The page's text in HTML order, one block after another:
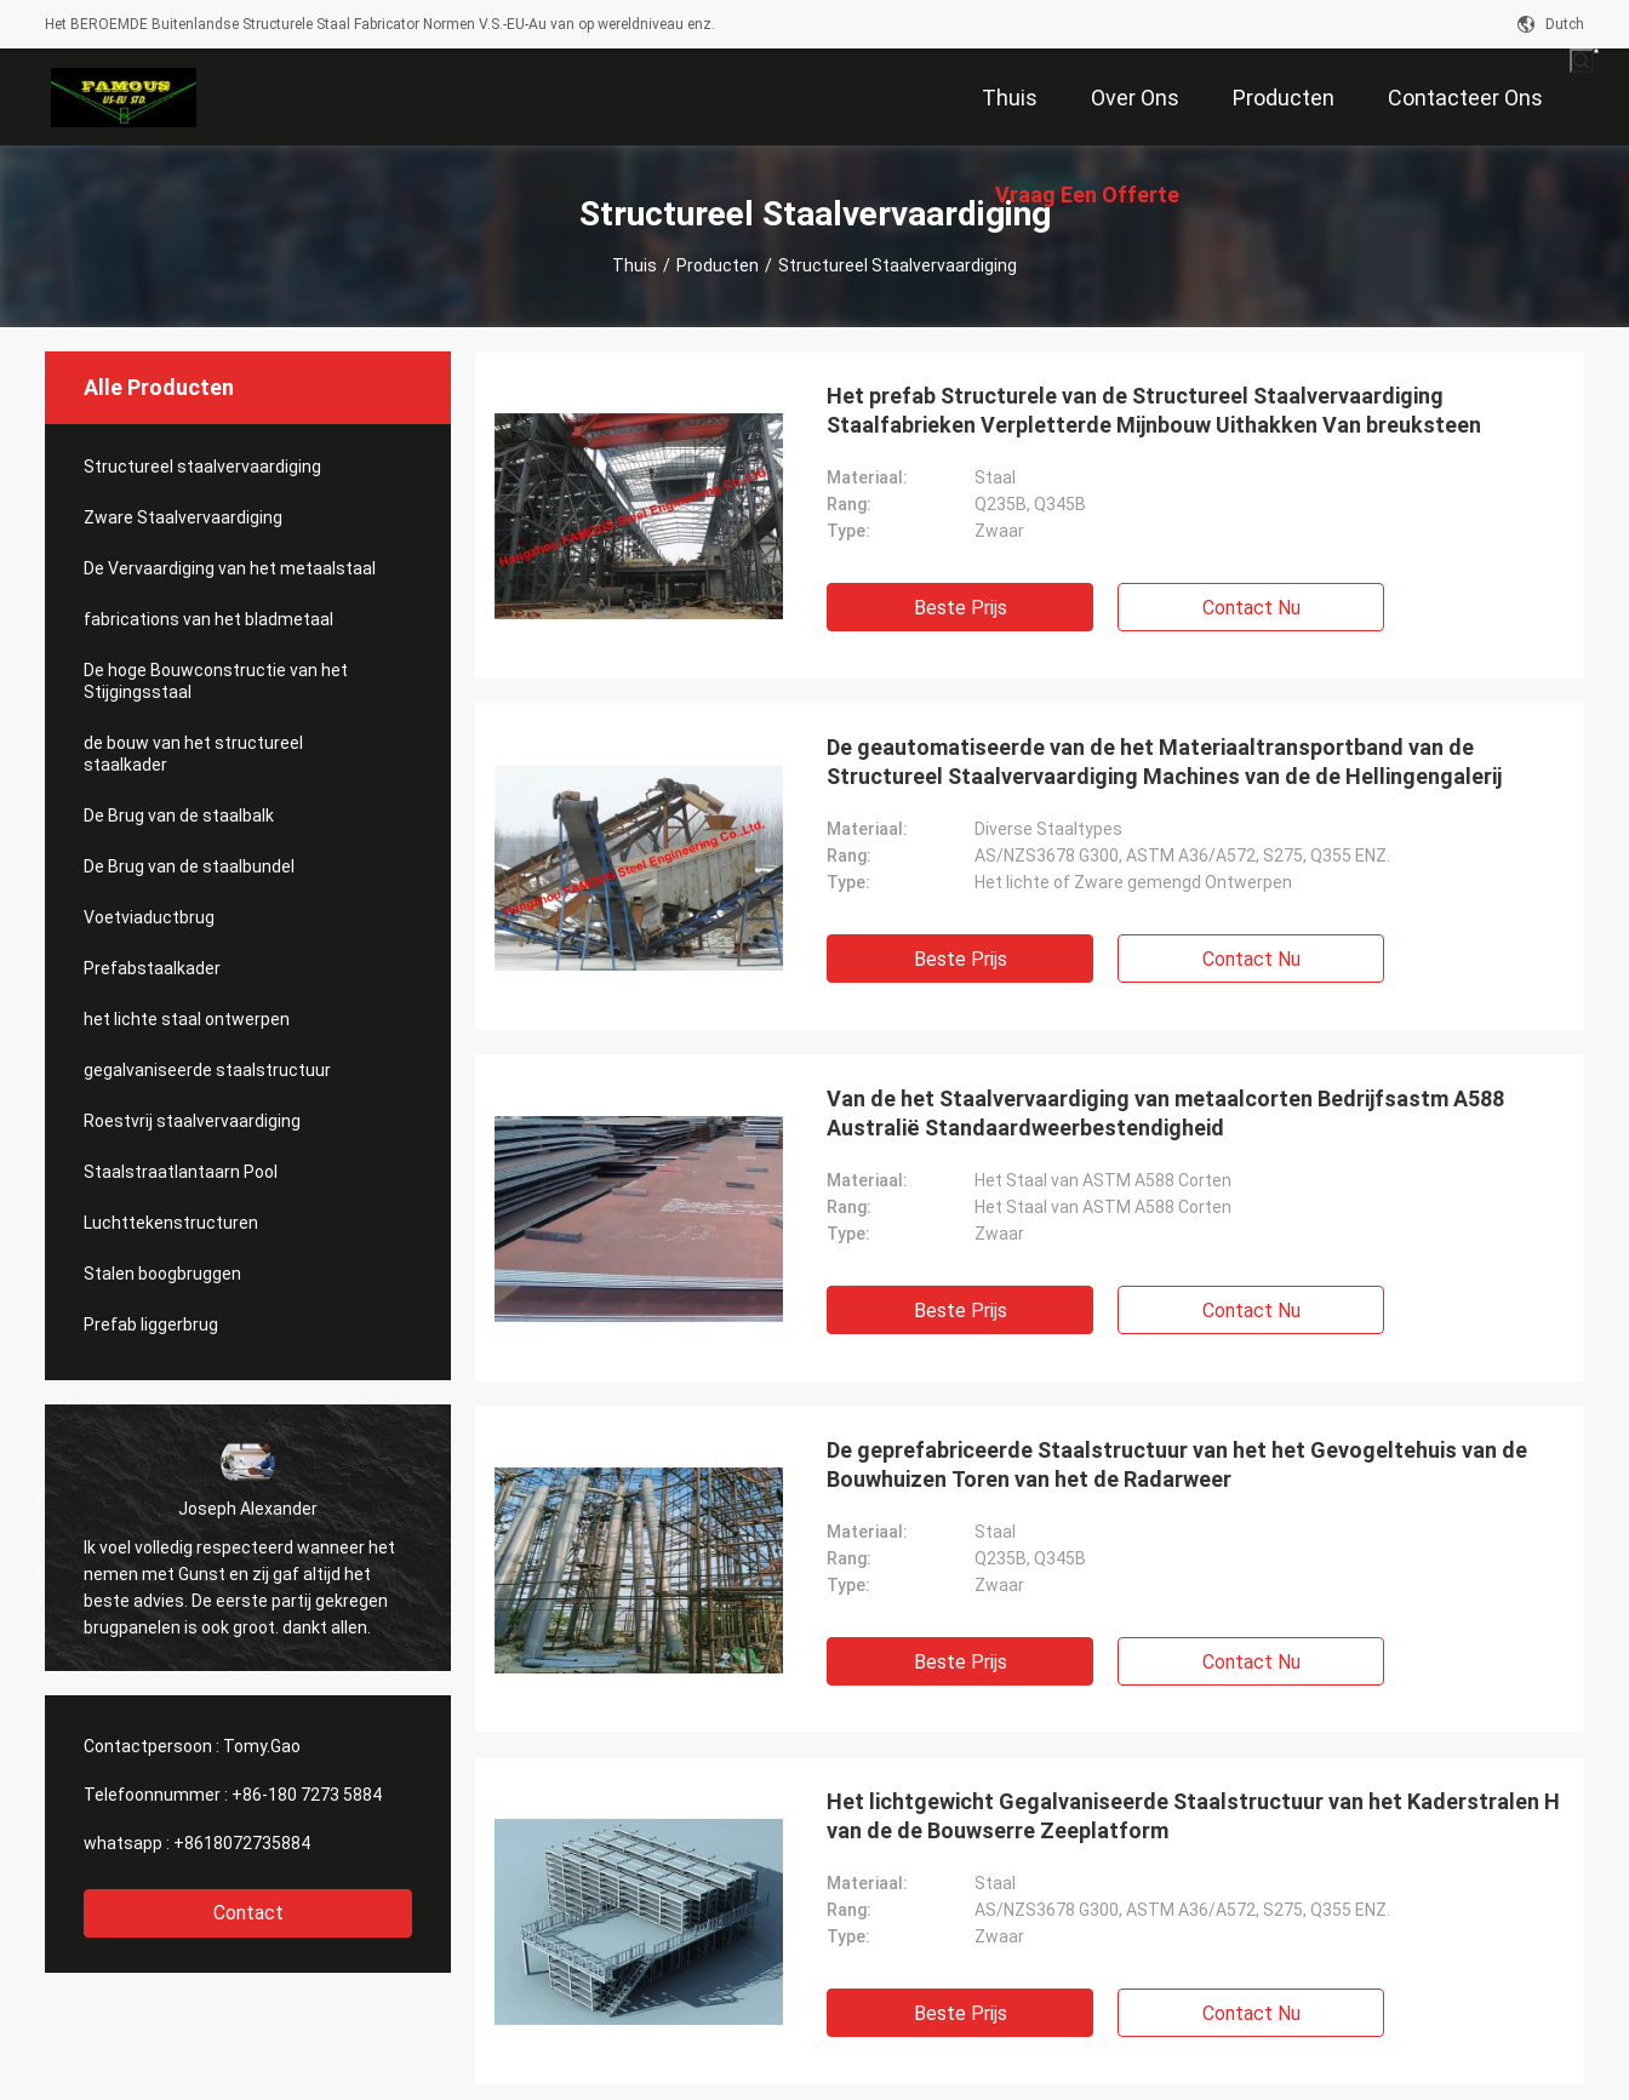
Het BEROEMDE Buitenlandse Structurele Staal Fabricator Normen V.S.-EU-Au van op wereldniveau enz. Dutch
Thuis Over Ons Producten Contacteer Ons
Vraag Een Offerte
Structureel Staalvervaardiging
Thuis / Producten / Structureel Staalvervaardiging
Alle Producten
Structureel staalvervaardiging
Zware Staalvervaardiging
De Vervaardiging van het metaalstaal
fabrications van het bladmetaal
De hoge Bouwconstructie van het
Stijgingsstaal
de bouw van het structureel
staalkader
De Brug van de staalbalk
De Brug van de staalbundel
Voetviaductbrug
Prefabstaalkader
het lichte staal ontwerpen
gegalvaniseerde staalstructuur
Roestvrij staalvervaardiging
Staalstraatlantaarn Pool
Luchttekenstructuren
Stalen boogbruggen
Prefab liggerbrug
Joseph Alexander
Ik voel volledig respecteerd wanneer het
nemen met Gunst en zij gaf altijd het
beste advies. De eerste partij gekregen
brugpanelen is ook groot. dankt allen.
Donald Mcwayne
De goede teamleden bieden op tijd altijd
begroting aan en beantwoorden vragen
met geduld, grote baan!
Contactpersoon : Tomy.Gao
Telefoonnummer : +86-180 7273 5884
whatsapp : +8618072735884
Contact
Het prefab Structurele van de Structureel Staalvervaardiging
Staalfabrieken Verpletterde Mijnbouw Uithakken Van breuksteen
Materiaal:
Staal
Rang:
Q235B, Q345B
Type:
Zwaar
Beste Prijs Contact Nu
De geautomatiseerde van de het Materiaaltransportband van de
Structureel Staalvervaardiging Machines van de de Hellingengalerij
Materiaal:
Diverse Staaltypes
Rang:
AS/NZS3678 G300, ASTM A36/A572, S275, Q355 ENZ.
Type:
Het lichte of Zware gemengd Ontwerpen
Beste Prijs Contact Nu
Van de het Staalvervaardiging van metaalcorten Bedrijfsastm A588
Australië Standaardweerbestendigheid
Materiaal:
Het Staal van ASTM A588 Corten
Rang:
Het Staal van ASTM A588 Corten
Type:
Zwaar
Beste Prijs Contact Nu
De geprefabriceerde Staalstructuur van het het Gevogeltehuis van de
Bouwhuizen Toren van het de Radarweer
Materiaal:
Staal
Rang:
Q235B, Q345B
Type:
Zwaar
Beste Prijs Contact Nu
Het lichtgewicht Gegalvaniseerde Staalstructuur van het Kaderstralen H
van de de Bouwserre Zeeplatform
Materiaal:
Staal
Rang:
AS/NZS3678 G300, ASTM A36/A572, S275, Q355 ENZ.
Type:
Zwaar
Beste Prijs Contact Nu